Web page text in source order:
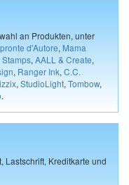
an Produkten, unter
d'Autore, Mama
, AALL & Create,
, Ranger Ink, C.C.
, StudioLight, Tombow,
.
Lastschrift, Kreditkarte und